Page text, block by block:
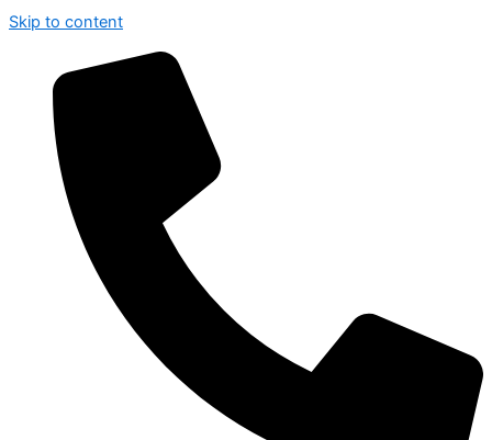
Skip to content